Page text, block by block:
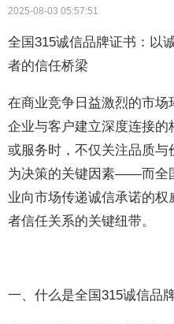
2025-08-03 05:57:51
全国315诚信品牌证书：以
者的信任桥梁
在商业竞争日益激烈的市
企业与客户建立深度连接
或服务时，不仅关注品质与
为决策的关键因素——而全
业向市场传递诚信承诺的
者信任关系的关键纽带。
一、什么是全国315诚信品